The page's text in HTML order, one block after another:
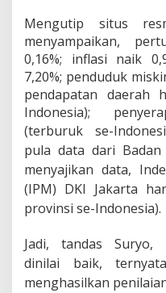
Mengutip situs
menyampaikan,
0,16%; inflasi naik
7,20%; penduduk
pendapatan daerah
Indonesia);
(terburuk se-
pula data dari
menyajikan data,
(IPM) DKI Jakarta
provinsi se-Indonesia).
Jadi, tandas Suryo,
dinilai baik,
menghasilkan